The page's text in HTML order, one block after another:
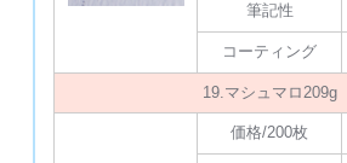
筆記性
コーティング
19.マシュマロ209g
価格/200枚